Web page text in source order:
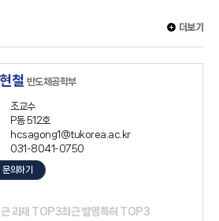
더보기
철 반도체공학부
조교수
P동 512호
hcsagong1@tukorea.ac.kr
031-8041-0750
문의하기
과제 TOP3최근 발명특허 TOP3